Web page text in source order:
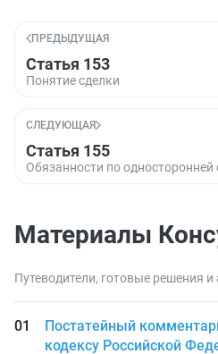
ПРЕДЫДУЩАЯ
Статья 153
Понятие сделки
СЛЕДУЮЩАЯ
Статья 155
Обязанности по односторонней
Материалы
Путеводители, готовые решения
Постатейный
кодексу Российской